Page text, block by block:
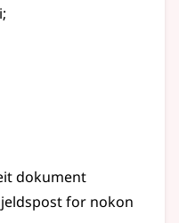
;
dokument
for nokon